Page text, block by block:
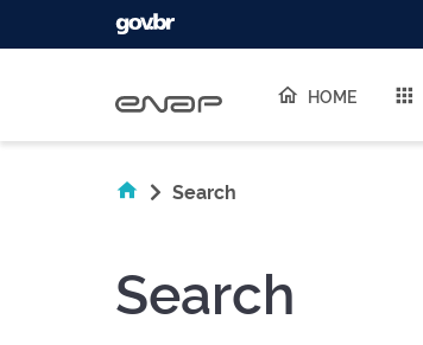
HOME
Search
Search